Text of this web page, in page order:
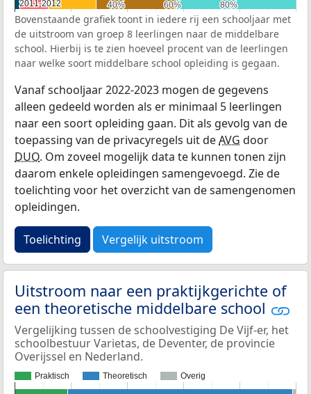
40%
40% 60%
60% 80%
80%
2011-2012
2011-2012
Bovenstaande grafiek toont in iedere rij een schooljaar met
de uitstroom van groep 8 leerlingen naar de middelbare
school. Hierbij is te zien hoeveel procent van de leerlingen
naar welke soort middelbare school opleiding is gegaan.
Vanaf schooljaar 2022-2023 mogen de gegevens
alleen gedeeld worden als er minimaal 5 leerlingen
naar een soort opleiding gaan. Dit als gevolg van de
toepassing van de privacyregels uit deAVG door
DUO. Om zoveel mogelijk data te kunnen tonen zijn
daarom enkele opleidingen samengevoegd. Zie de
toelichting voor het overzicht van de samengenomen
opleidingen.
Toelichting Vergelijk uitstroom
Uitstroom naar een praktijkgerichte of
een theoretische middelbare school
Vergelijking tussen de schoolvestiging De Vijf-er, het
schoolbestuur Varietas, de Deventer, de provincie
Overijssel en Nederland.
Praktisch Theoretisch Overig